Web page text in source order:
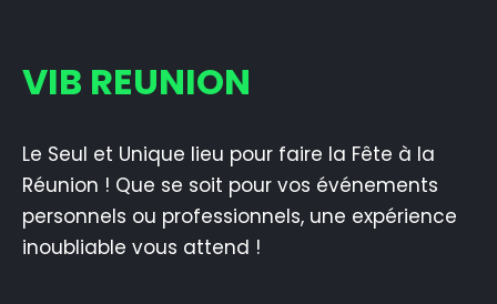
VIB REUNION
Le Seul et Unique lieu pour faire la Fête à la
Réunion ! Que se soit pour vos événements
personnels ou professionnels, une expérience
inoubliable vous attend !